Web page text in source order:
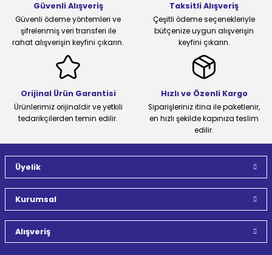
Güvenli Alışveriş
Güvenli ödeme yöntemleri ve
şifrelenmiş veri transferi ile
rahat alışverişin keyfini çıkarın.
Taksitli Alışveriş
Çeşitli ödeme seçenekleriyle
bütçenize uygun alışverişin
keyfini çıkarın.
Orijinal Ürün Garantisi
Ürünlerimiz orijinaldir ve yetkili
tedarikçilerden temin edilir.
Hızlı ve Özenli Kargo
Siparişleriniz itina ile paketlenir,
en hızlı şekilde kapınıza teslim
edilir.
Üyelik
Kurumsal
Alışveriş